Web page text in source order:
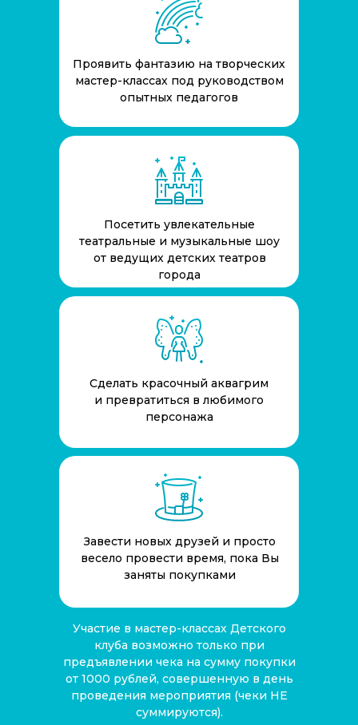
Проявить фантазию на творческих
мастер-классах под руководством
опытных педагогов
Посетить увлекательные
театральные и музыкальные шоу
от ведущих детских театров
города
Сделать красочный аквагрим
и превратиться в любимого
персонажа
Завести новых друзей и просто
весело провести время, пока Вы
заняты покупками
Участие в мастер-классах Детского
клуба возможно только при
предъявлении чека на сумму покупки
от 1000 рублей, совершенную в день
проведения мероприятия (чеки НЕ
суммируются).